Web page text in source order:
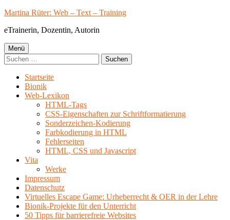
Springe
Inhalt
Martina Rüter: Web – Text – Training
eTrainerin, Dozentin, Autorin
Primäres
Menü
Menü
Suchen
nach:
Startseite
Bionik
Web-Lexikon
HTML-Tags
CSS-Eigenschaften zur Schriftformatierung
Sonderzeichen-Kodierung
Farbkodierung in HTML
Fehlerseiten
HTML, CSS und Javascript
Vita
Werke
Impressum
Datenschutz
Virtuelles Escape Game: Urheberrecht & OER in der Lehre
Bionik-Projekte für den Unterricht
50 Tipps für barrierefreie Websites